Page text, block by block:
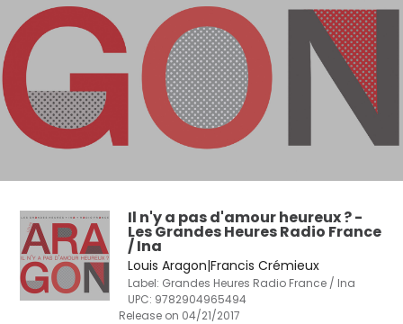
Il n'y a pas d'amour heureux ? -
Les Grandes Heures Radio France
/ Ina
Louis Aragon|Francis Crémieux
Label: Grandes Heures Radio France / Ina
UPC: 9782904965494
Release on 04/21/2017